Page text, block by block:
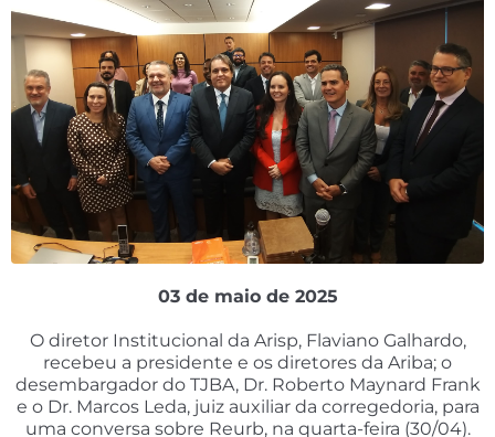
03 de maio de 2025
O diretor Institucional da Arisp, Flaviano Galhardo,
recebeu a presidente e os diretores da Ariba; o
desembargador do TJBA, Dr. Roberto Maynard Frank
e o Dr. Marcos Leda, juiz auxiliar da corregedoria, para
uma conversa sobre Reurb, na quarta-feira (30/04).